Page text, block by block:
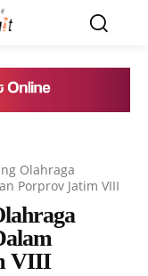
Olahraga
Porprov Jatim VIII
VIII